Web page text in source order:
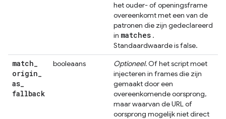
het ouder- of openingsframe
overeenkomt met een van de
patronen die zijn gedeclareerd
in matches .
Standaardwaarde is false.
match_
origin_
as_
fallback
booleaans Optioneel.Of het script moet
injecteren in frames die zijn
gemaakt door een
overeenkomende oorsprong,
maar waarvan de URL of
oorsprong mogelijk niet direct